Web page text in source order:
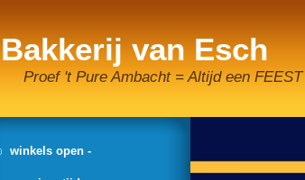
Bakkerij van Esch
Proef 't Pure Ambacht = Altijd een
winkels open -